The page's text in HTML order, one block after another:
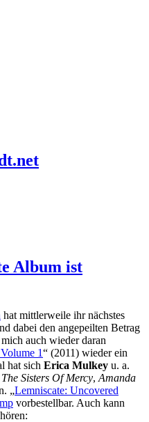
Album ist
hat mittlerweile ihr nächstes
dabei den angepeilten Betrag
auch wieder daran
1“ (2011) wieder ein
hat sich Erica Mulkey u. a.
The Sisters Of Mercy, Amanda
„Lemniscate: Uncovered
vorbestellbar. Auch kann